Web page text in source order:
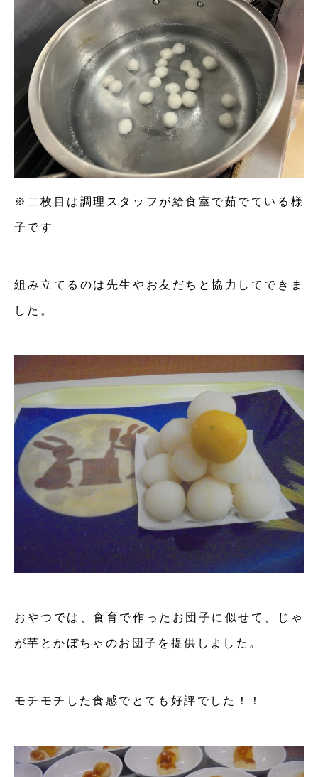
※二枚目は調理スタッフが給食室で茹でている様
子です
組み立てるのは先生やお友だちと協力してできま
した。
おやつでは、食育で作ったお団子に似せて、じゃ
が芋とかぼちゃのお団子を提供しました。
モチモチした食感でとても好評でした！！